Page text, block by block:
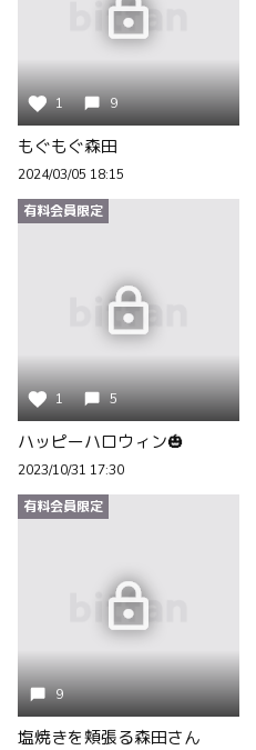
1 9
もぐもぐ森田
2024/03/05 18:15
有料会員限定
1 5
ハッピーハロウィン🎃
2023/10/31 17:30
有料会員限定
9
塩焼きを頬張る森田さん